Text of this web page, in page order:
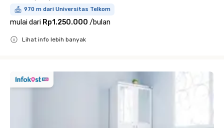
970 m dari Universitas Telkom
mulai dari Rp1.250.000 /bulan
Lihat info lebih banyak